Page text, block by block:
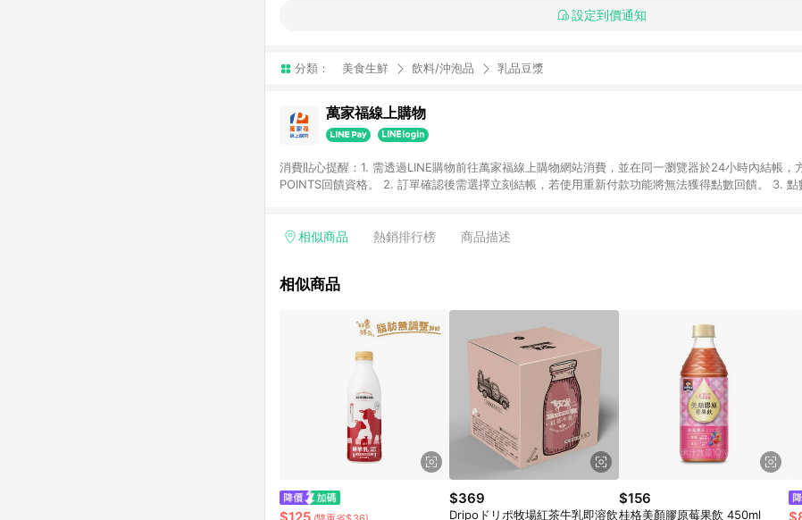
設定到價通知
分類： 美食生鮮 飲料/沖泡品 乳品豆漿
萬家福線上購物
消費貼心提醒：1. 需透過LINE購物前往萬家福線上購物網站消費，並在同一瀏覽器於24小時內結帳，
POINTS回饋資格。 2. 訂單確認後需選擇立刻結帳，若使用重新付款功能將無法獲得點數回饋。 3. 點
留時間內聯絡客服中心，並由康達盛通生活事業股份有限公司方進行訂單資格確認。 康達盛通線上購
相似商品 熱銷排行榜 商品描述
相似商品
$369
Dripoドリポ牧場紅茶牛乳即溶飲
$156
桂格美顏膠原莓果飲 450ml